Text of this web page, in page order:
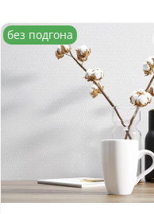
без подгона